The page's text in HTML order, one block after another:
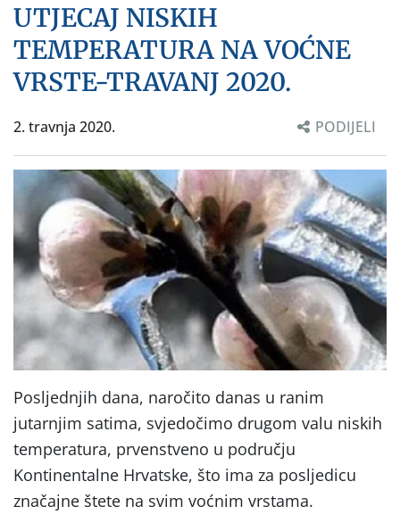
UTJECAJ NISKIH
TEMPERATURA NA VOĆNE
VRSTE-TRAVANJ 2020.
2. travnja 2020. PODIJELI
Posljednjih dana, naročito danas u ranim
jutarnjim satima, svjedočimo drugom valu niskih
temperatura, prvenstveno u području
Kontinentalne Hrvatske, što ima za posljedicu
značajne štete na svim voćnim vrstama.